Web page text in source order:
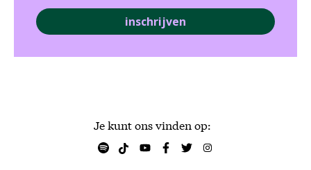
Je kunt ons vinden op:
inschrijven